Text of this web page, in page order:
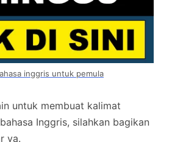
inggris untuk pemula
untuk membuat kalimat
Inggris, silahkan bagikan
ya.